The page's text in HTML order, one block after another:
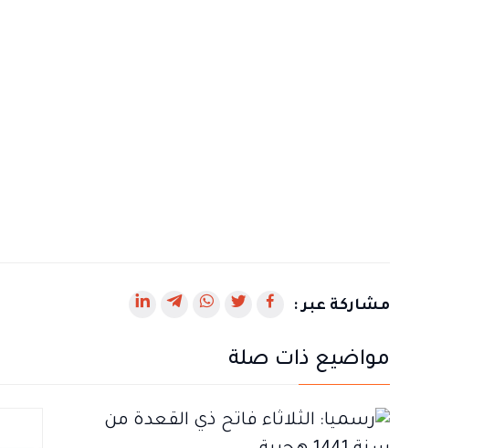
مشاركة عبر :
رابط
في
جديدة
رابط
في
جديدة
رابط
جديدة
رابط
جديدة
رابط
جديدة
مواضيع ذات صلة